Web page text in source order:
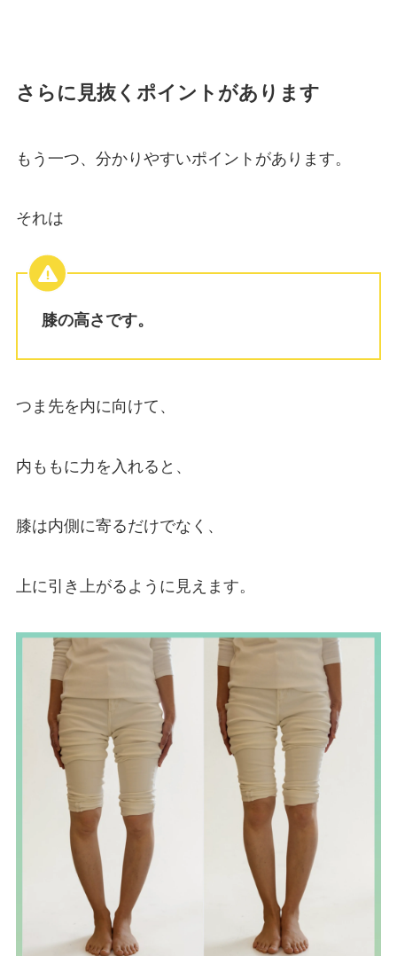
さらに見抜くポイントがあります
もう一つ、分かりやすいポイントがあります。
それは
膝の高さです。
つま先を内に向けて、
内ももに力を入れると、
膝は内側に寄るだけでなく、
上に引き上がるように見えます。